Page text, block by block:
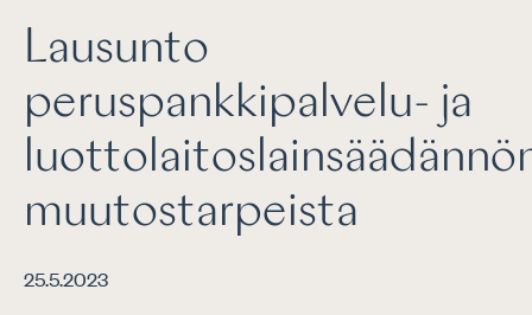
Lausunto
peruspankkipalvelu- ja
muutostarpeista
25.5.2023